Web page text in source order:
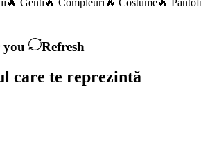
🔥 Genti 🔥 Compleuri 🔥 Costume🔥
you Refresh
care te reprezintă